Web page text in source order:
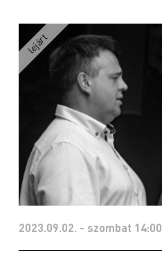
2023.09.02. - szombat 14:00